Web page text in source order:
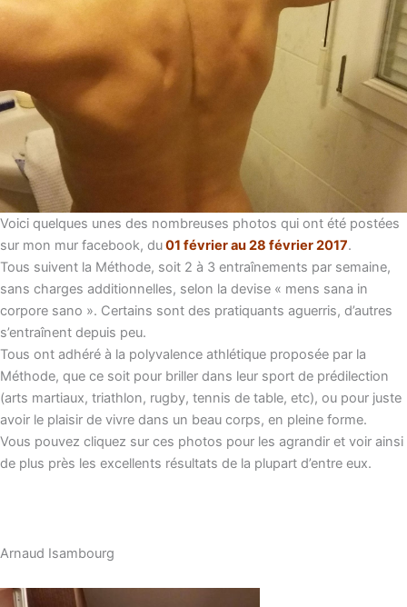
Voici quelques unes des nombreuses photos qui ont été postées
sur mon mur facebook, du01 février au 28 février 2017.
Tous suivent la Méthode, soit 2 à 3 entraînements par semaine,
sans charges additionnelles, selon la devise « mens sana in
corpore sano ». Certains sont des pratiquants aguerris, d’autres
s’entraînent depuis peu.
Tous ont adhéré à la polyvalence athlétique proposée par la
Méthode, que ce soit pour briller dans leur sport de prédilection
(arts martiaux, triathlon, rugby, tennis de table, etc), ou pour juste
avoir le plaisir de vivre dans un beau corps, en pleine forme.
Vous pouvez cliquez sur ces photos pour les agrandir et voir ainsi
de plus près les excellents résultats de la plupart d’entre eux.
Arnaud Isambourg